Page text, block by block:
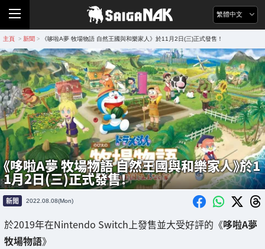
繁體中文
主頁 > 新聞 > 《哆啦A夢 牧場物語 自然王國與和樂家人》於11月2日(三)正式發售！
《哆啦A夢 牧場物語 自然王國與和樂家人》於1
1月2日(三)正式發售！
新聞 2022.08.08(Mon)
於2019年在Nintendo Switch上發售並大受好評的《哆啦A夢
牧場物語》